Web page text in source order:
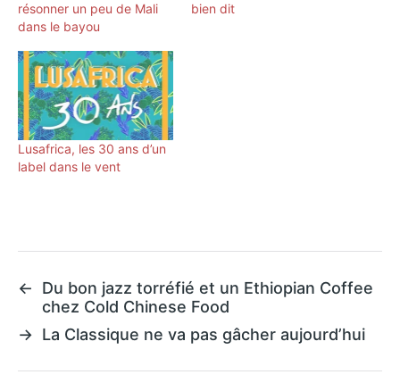
résonner un peu de Mali
dans le bayou
bien dit
Lusafrica, les 30 ans d’un
label dans le vent
←
Du bon jazz torréfié et un Ethiopian Coffee
chez Cold Chinese Food
→ La Classique ne va pas gâcher aujourd’hui